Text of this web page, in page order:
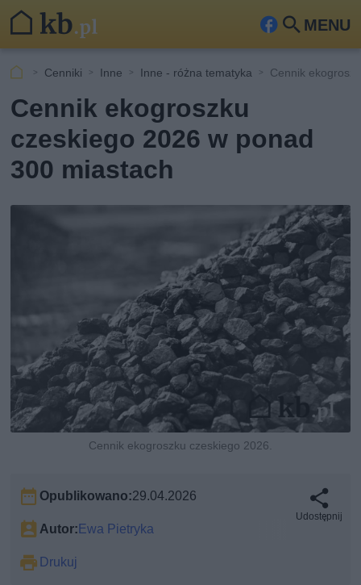
MENU
Fa
ook
Szu
Cenniki Inne Inne - różna tematyka Cennik
Cennik ekogroszku
czeskiego 2026 w ponad
300 miastach
Cennik ekogroszku czeskiego 2026.
Opublikowano:29.04.2026
Autor:Ewa Pietryka
Drukuj
Udostępnij